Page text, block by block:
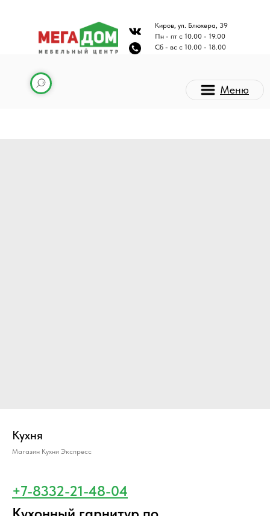
Киров, ул. Блюхера, 39
Пн - пт с 10.00 - 19.00
Сб - вс с 10.00 - 18.00
Меню
Кухня
Магазин Кухни Экспресс
+7-8332-21-48-04